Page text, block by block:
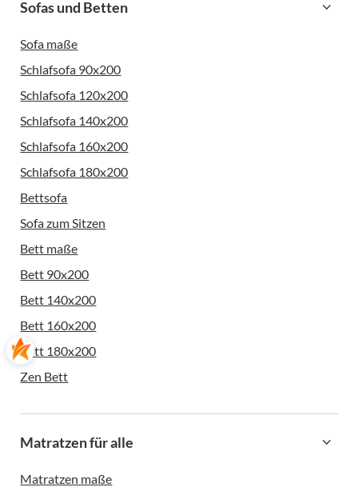
Sofas und Betten
Sofa maße
Schlafsofa 90x200
Schlafsofa 120x200
Schlafsofa 140x200
Schlafsofa 160x200
Schlafsofa 180x200
Bettsofa
Sofa zum Sitzen
Bett maße
Bett 90x200
Bett 140x200
Bett 160x200
Bett 180x200
Zen Bett
Matratzen für alle
Matratzen maße